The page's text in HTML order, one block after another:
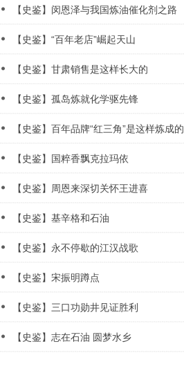
【史鉴】闵恩泽与我国炼油催化剂之路
【史鉴】“百年老店”崛起天山
【史鉴】甘肃销售是这样长大的
【史鉴】孤岛炼就化学驱先锋
【史鉴】百年品牌“红三角”是这样炼成的
【史鉴】国粹香飘克拉玛依
【史鉴】周恩来深切关怀王进喜
【史鉴】基辛格和石油
【史鉴】永不停歇的江汉战歌
【史鉴】宋振明蹲点
【史鉴】三口功勋井见证胜利
【史鉴】志在石油 圆梦水乡